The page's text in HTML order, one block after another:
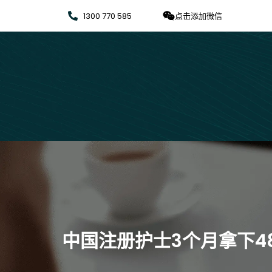
1300 770 585 点击添加微信
中国注册护士3个月拿下